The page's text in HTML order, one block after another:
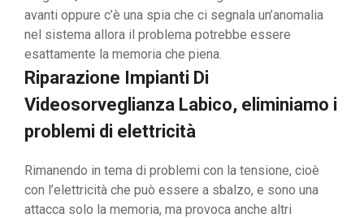
avanti oppure c’è una spia che ci segnala un’anomalia
nel sistema allora il problema potrebbe essere
esattamente la memoria che piena.
Riparazione Impianti Di
Videosorveglianza Labico, eliminiamo i
problemi di elettricità
Rimanendo in tema di problemi con la tensione, cioè
con l’elettricità che può essere a sbalzo, e sono una
attacca solo la memoria, ma provoca anche altri